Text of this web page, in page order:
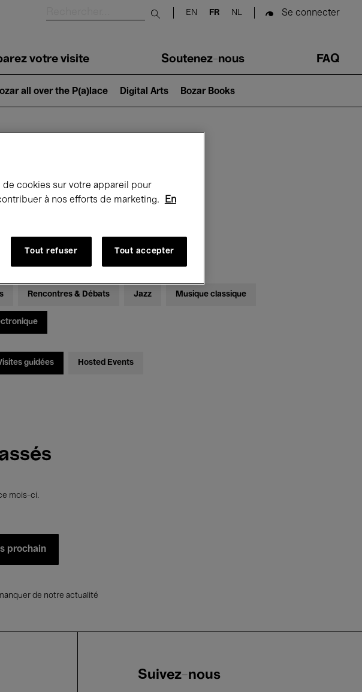
Submit search
EN FR NL Se connecter
votre visite Soutenez-nous FAQ
all over the P(a)lace Digital Arts Bozar Books
à Bozar
Rencontres & Débats Jazz Musique classique
guidées Hosted Events
mois-ci.
prochain
de notre actualité
Suivez-nous
de cookies sur votre appareil pour
à nos efforts de marketing.
En
Tout refuser Tout accepter